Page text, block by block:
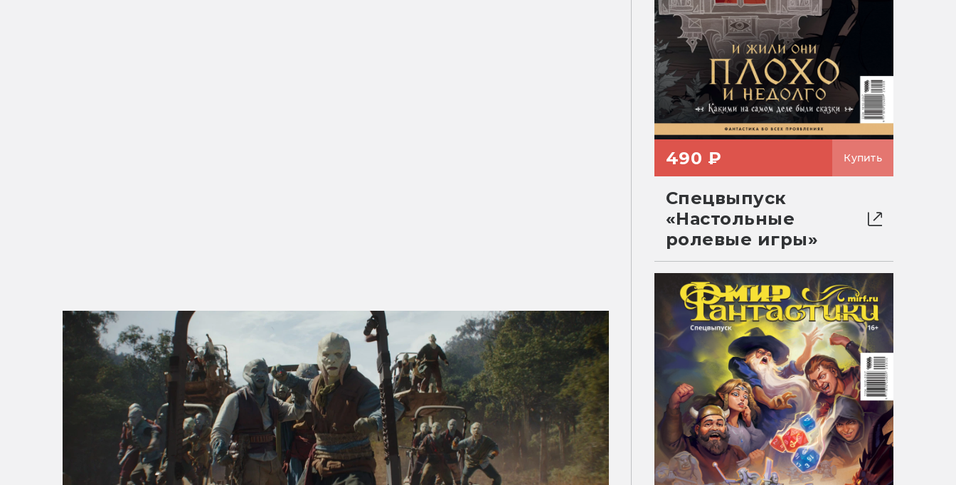
490 ₽ Купить
Спецвыпуск
«Настольные
ролевые игры»